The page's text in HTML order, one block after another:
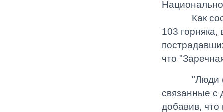
Как
103
что
"Люди
связанные с
добавив,